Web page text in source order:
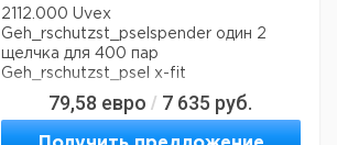
2112.000 Uvex
Geh_rschutzst_pselspender один 2
щелчка для 400 пар
Geh_rschutzst_psel x-fit
79,58 евро / 7 635 руб.